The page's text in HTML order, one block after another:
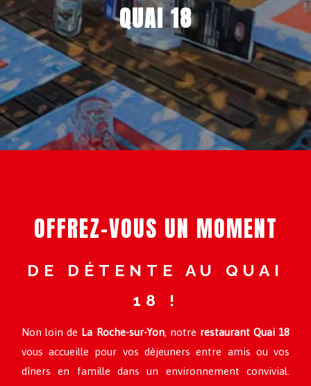
QUAI 18
OFFREZ-VOUS UN MOMENT
DE DÉTENTE AU QUAI
18 !
Non loin de La Roche-sur-Yon, notre restaurant Quai 18
vous accueille pour vos déjeuners entre amis ou vos
dîners en famille dans un environnement convivial.